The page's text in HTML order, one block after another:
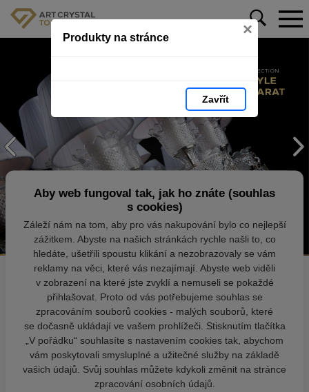
Produkty na stránce ×
Zavřít
Aby web fungoval tak, jak ho znáte (souhlas
s cookies)
Záleží nám na tom, aby pro vás nakupování bylo co nejlepší
zážitkem. Abyste na našich stránkách rychle našli to, co
hledáte, ušetřili spoustu klikání a nezobrazovaly se vám
reklamy na věci, které vás nezajímají. Abyste web viděli
v zobrazení na které jste zvyklí a nemuseli se pokaždé
přihlašovat. Proto od vás potřebujeme souhlas se
zpracováním souborů cookies - malých souborů, které
se dočasně ukládají ve vašem prohlížeči. Stisknutím tlačítka
„V pořádku“ souhlasíte s nastavením cookies tak, abychom
vám poskytovali smysluplné a užitečné služby na základě
vašich údajů. Svůj souhlas můžete kdykoli změnit na stránce
zpracování osobních údajů.